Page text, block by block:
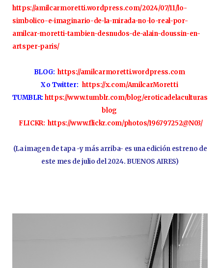
https://amilcarmoretti.wordpress.com/2024/07/11/lo-
simbolico-e-imaginario-de-la-mirada-no-lo-real-por-
amilcar-moretti-tambien-desnudos-de-alain-doussin-en-
artsper-paris/
BLOG: https://amilcarmoretti.wordpress.com
X o Twitter: https://x.com/AmilcarMoretti
TUMBLR: https://www.tumblr.com/blog/eroticadelaculturas
blog
FLICKR: https://www.flickr.com/photos/196797252@N03/
(La imagen de tapa -y más arriba- es una edición estreno de
este mes de julio del 2024. BUENOS AIRES)